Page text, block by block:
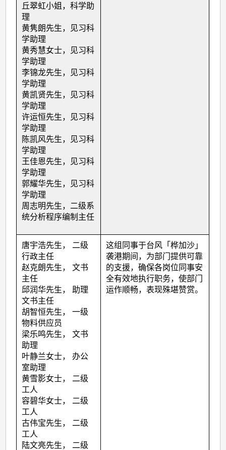
丘翠虹小姐，科学助
理
黄隽朗先生，见习科
学助理
黄秀慧女士，见习科
学助理
李锦龙先生，见习科
学助理
黄凯贤先生，见习科
学助理
许运恒先生，见习科
学助理
陈凯风先生，见习科
学助理
王佳恩先生，见习科
学助理
郭耀华先生，见习科
学助理
周志明先生，二级系
统分析程序编制主任
唐宇浩先生， 二级
行政主任
赵克朗先生， 文书
主任
邱润华先生， 助理
文书主任
胡智恒先生， 一级
物料供应员
梁乐鸣先生， 文书
助理
叶静兰女士， 办公
室助理
黄雪影女士， 二级
工人
容碧华女士， 二级
工人
古伟宝先生， 二级
工人
陆文亮先生， 二级
这组同事于台风「桦加沙」
袭港期间，为部门提供可靠
的支援，确保各岗位同事安
全有效地执行职务，使部门
运作顺畅，表现殊堪赞赏。